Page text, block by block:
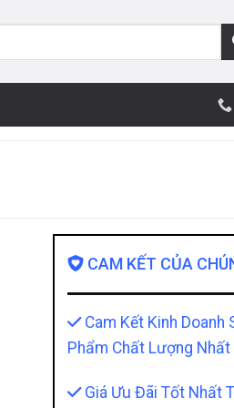
CAM KẾT CỦA
Cam Kết Kinh Doanh
Phẩm Chất Lượng Nhất
Giá Ưu Đãi Tốt Nhất